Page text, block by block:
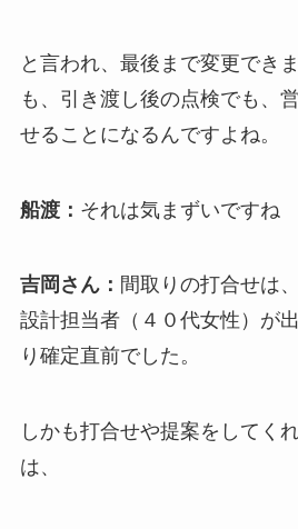
と言われ、最後まで変更でき
も、引き渡し後の点検でも、
せることになるんですよね。
船渡： それは気まずいですね
吉岡さん： 間取りの打合せは
設計担当者（４０代女性）が
り確定直前でした。
しかも打合せや提案をしてく
は、